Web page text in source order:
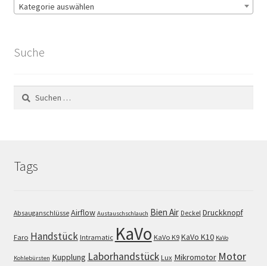
Kategorie auswählen
Suche
Suchen
nach:
Tags
Absauganschlüsse Airflow Austauschschlauch Bien Air Deckel Druckknopf
Faro Handstück Intramatic KaVo KaVo K9 KaVo K10 KaVo
Kohlebürsten Kupplung Laborhandstück Lux Mikromotor Motor